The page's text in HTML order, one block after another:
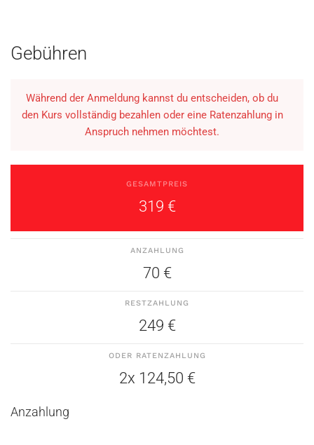
Gebühren
Während der Anmeldung kannst du entscheiden, ob du
den Kurs vollständig bezahlen oder eine Ratenzahlung in
Anspruch nehmen möchtest.
GESAMTPREIS
319 €
ANZAHLUNG
70 €
RESTZAHLUNG
249 €
ODER RATENZAHLUNG
2x 124,50 €
Anzahlung